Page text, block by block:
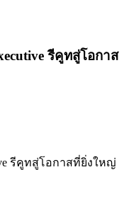
รีคูทสู่โอกาส
รีคูทสู่โอกาสที่ยิ่งใหญ่